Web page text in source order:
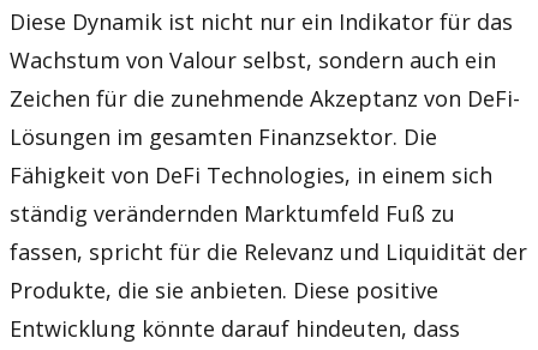
Diese Dynamik ist nicht nur ein Indikator für das
Wachstum von Valour selbst, sondern auch ein
Zeichen für die zunehmende Akzeptanz von DeFi-
Lösungen im gesamten Finanzsektor. Die
Fähigkeit von DeFi Technologies, in einem sich
ständig verändernden Marktumfeld Fuß zu
fassen, spricht für die Relevanz und Liquidität der
Produkte, die sie anbieten. Diese positive
Entwicklung könnte darauf hindeuten, dass